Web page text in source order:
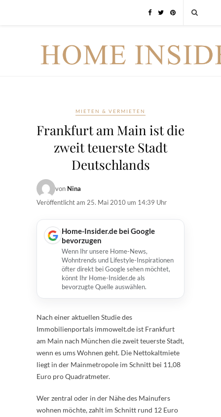
MIETEN & VERMIETEN
Frankfurt am Main ist die
zweit teuerste Stadt
Deutschlands
von Nina
Veröffentlicht am 25. Mai 2010 um 14:39 Uhr
Home-Insider.de bei Google
bevorzugen
Wenn Ihr unsere Home-News,
Wohntrends und Lifestyle-Inspirationen
öfter direkt bei Google sehen möchtet,
könnt Ihr Home-Insider.de als
bevorzugte Quelle auswählen.
Nach einer aktuellen Studie des
Immobilienportals immowelt.de ist Frankfurt
am Main nach München die zweit teuerste Stadt,
wenn es ums Wohnen geht. Die Nettokaltmiete
liegt in der Mainmetropole im Schnitt bei 11,08
Euro pro Quadratmeter.
Wer zentral oder in der Nähe des Mainufers
wohnen möchte, zahlt im Schnitt rund 12 Euro